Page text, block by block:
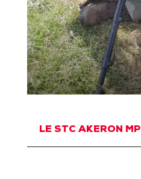
LE STC AKERON MP